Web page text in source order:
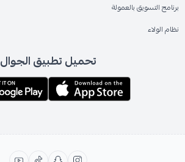
برنامج التسويق بالعمولة
نظام الولاء
تحميل تطبيق الجوال